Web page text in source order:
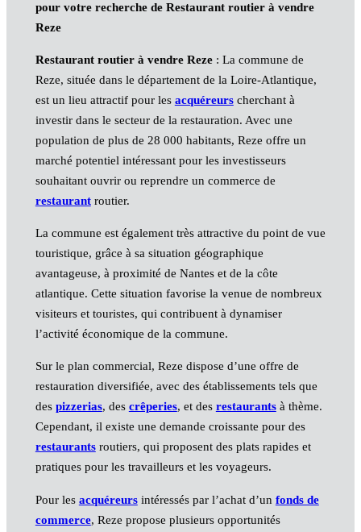
pour votre recherche de Restaurant routier à vendre
Reze
Restaurant routier à vendre Reze: La commune de
Reze, située dans le département de la Loire-Atlantique,
est un lieu attractif pour les acquéreurscherchant à
investir dans le secteur de la restauration. Avec une
population de plus de 28 000 habitants, Reze offre un
marché potentiel intéressant pour les investisseurs
souhaitant ouvrir ou reprendre un commerce de
restaurantroutier.
La commune est également très attractive du point de vue
touristique, grâce à sa situation géographique
avantageuse, à proximité de Nantes et de la côte
atlantique. Cette situation favorise la venue de nombreux
visiteurs et touristes, qui contribuent à dynamiser
l’activité économique de la commune.
Sur le plan commercial, Reze dispose d’une offre de
restauration diversifiée, avec des établissements tels que
des pizzerias, des crêperies, et des restaurantsà thème.
Cependant, il existe une demande croissante pour des
restaurantsroutiers, qui proposent des plats rapides et
pratiques pour les travailleurs et les voyageurs.
Pour les acquéreursintéressés par l’achat d’un fonds de
commerce, Reze propose plusieurs opportunités